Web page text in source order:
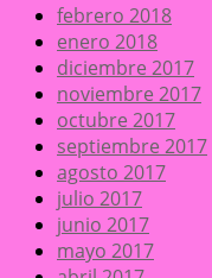
febrero 2018
enero 2018
diciembre 2017
noviembre 2017
octubre 2017
septiembre 2017
agosto 2017
julio 2017
junio 2017
mayo 2017